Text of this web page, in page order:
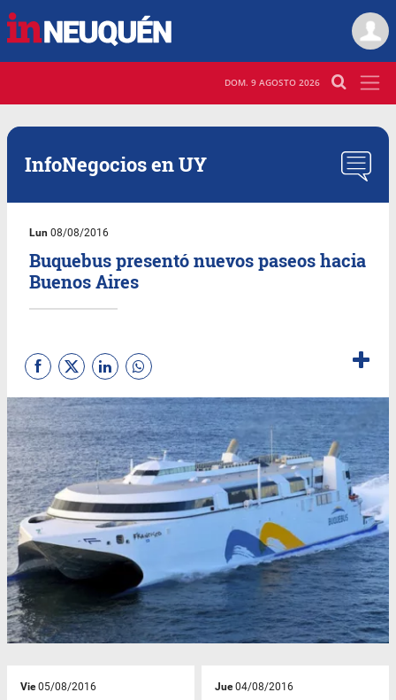
DOM. 9 AGOSTO 2026
InfoNegocios en UY
Lun 08/08/2016
Buquebus presentó nuevos paseos hacia
Buenos Aires
Vie05/08/2016 Jue04/08/2016